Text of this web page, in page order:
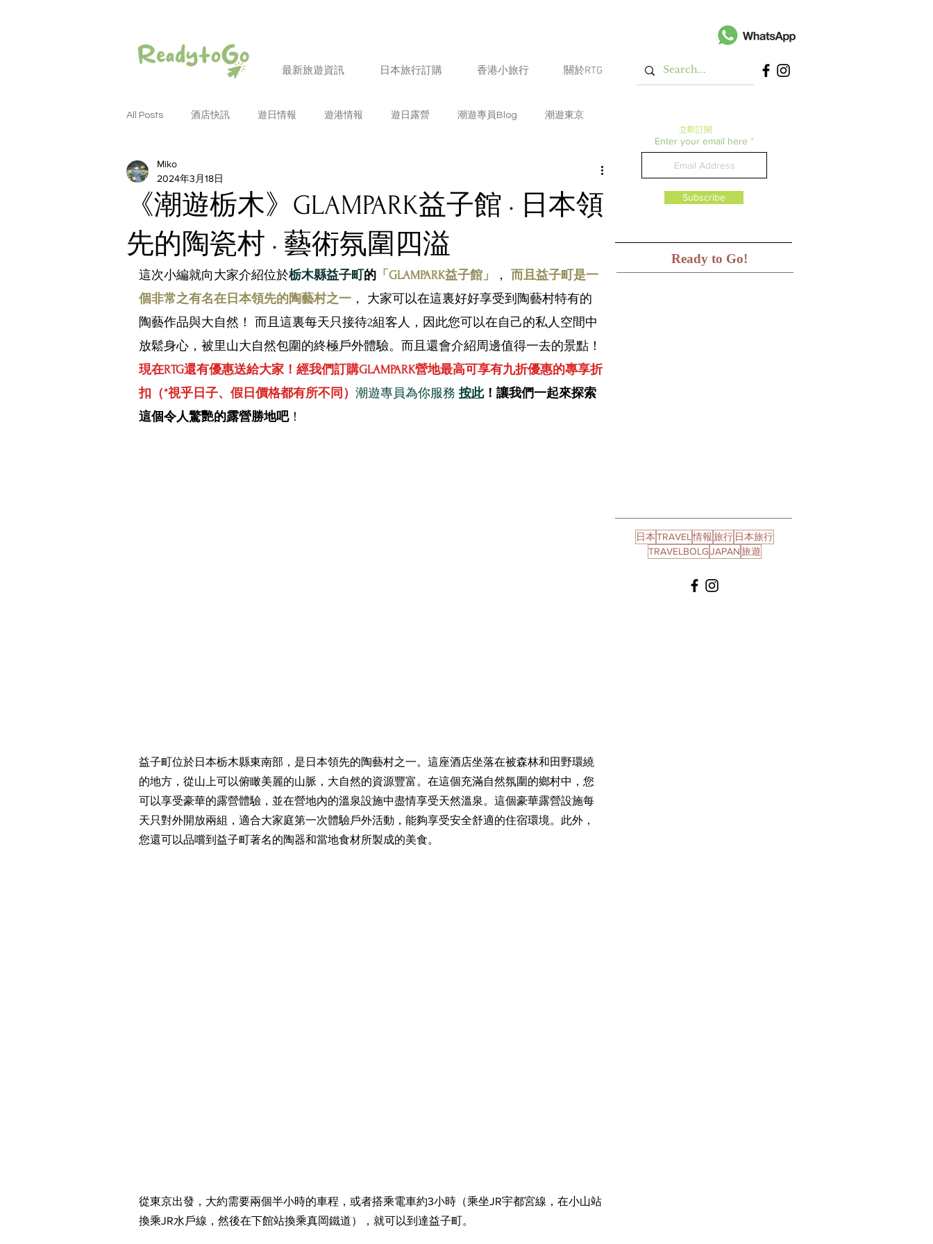
最新旅遊資訊 日本旅行訂購 香港小旅行 關於RTG
All Posts 酒店快訊 遊日情報 遊港情報 遊日露營 潮遊專員Blog 潮遊東京
潮遊和歌山
潮遊四國 潮遊岡山 潮遊熊本 潮遊石川 潮遊佐賀 日本飲食情報 生活
《潮遊栃木》GLAMPARK益子館 · 日本領
先的陶瓷村 · 藝術氛圍四溢
Miko
2024年3月18日
這次小編就向大家介紹位於栃木縣益子町的 「GLAMPARK益子館 」 ， 而且益子町是一
個非常之有名在日本領先的陶藝村之一 ， 大家可以在這裏好好享受到陶藝村特有的
陶藝作品與大自然！ 而且這裏每天只接待2組客人，因此您可以在自己的私人空間中
放鬆身心，被里山大自然包圍的終極戶外體驗。而且還會介紹周邊值得一去的景點！
現在RTG還有優惠送給大家！經我們訂購GLAMPARK營地最高可享有九折優惠的專享折
扣（*視乎日子、假日價格都有所不同） 潮遊專員為你服務 按此！ 讓我們一起來探索
這個令人驚艷的露營勝地吧！
益子町位於日本栃木縣東南部，是日本領先的陶藝村之一。這座酒店坐落在被森林和田野環繞
的地方，從山上可以俯瞰美麗的山脈，大自然的資源豐富。在這個充滿自然氛圍的鄉村中，您
可以享受豪華的露營體驗，並在營地內的溫泉設施中盡情享受天然溫泉。這個豪華露營設施每
天只對外開放兩組，適合大家庭第一次體驗戶外活動，能夠享受安全舒適的住宿環境。此外，
您還可以品嚐到益子町著名的陶器和當地食材所製成的美食。
從東京出發，大約需要兩個半小時的車程，或者搭乘電車約3小時（乘坐JR宇都宮線，在小山站
換乘JR水戶線，然後在下館站換乘真岡鐵道），就可以到達益子町。
Ready to Go!
日本TRAVEL 情報旅行 日本旅行
TRAVELBOLGJAPAN旅遊
立即​訂閱
Enter your email here
Subscribe